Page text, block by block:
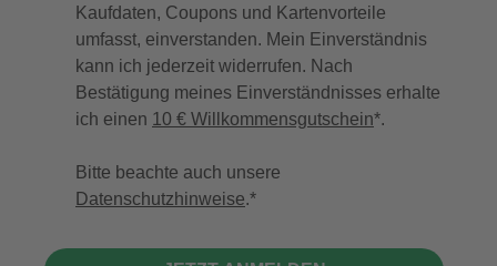
Kaufdaten, Coupons und Kartenvorteile
umfasst, einverstanden. Mein Einverständnis
kann ich jederzeit widerrufen. Nach
Bestätigung meines Einverständnisses erhalte
ich einen 10 € Willkommensgutschein*.
Bitte beachte auch unsere
Datenschutzhinweise.